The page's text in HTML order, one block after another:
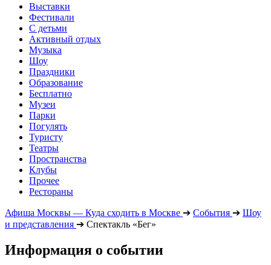
Выставки
Фестивали
С детьми
Активный отдых
Музыка
Шоу
Праздники
Образование
Бесплатно
Музеи
Парки
Погулять
Туристу
Театры
Пространства
Клубы
Прочее
Рестораны
Афиша Москвы — Куда сходить в Москве ➔ События ➔ Шоу
и представления ➔ Спектакль «Бег»
Информация о событии